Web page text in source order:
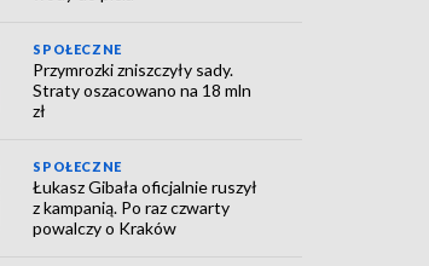
SPOŁECZNE
Przymrozki zniszczyły sady.
Straty oszacowano na 18 mln
zł
SPOŁECZNE
Łukasz Gibała oficjalnie ruszył
z kampanią. Po raz czwarty
powalczy o Kraków